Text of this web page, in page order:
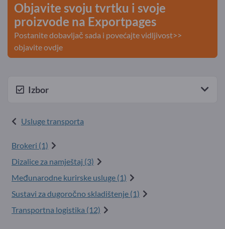
Objavite svoju tvrtku i svoje
proizvode na Exportpages
Postanite dobavljač sada i povećajte vidljivost>>
objavite ovdje
Izbor
Usluge transporta
Brokeri (1)
Dizalice za namještaj (3)
Međunarodne kurirske usluge (1)
Sustavi za dugoročno skladištenje (1)
Transportna logistika (12)